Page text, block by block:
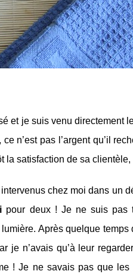
et je suis venu directement
n’est pas l’argent qu’il
satisfaction de sa clientèle,
chez moi dans un
pour deux ! Je ne suis pas
Après quelque
je n’avais qu’à leur
! Je ne savais pas que